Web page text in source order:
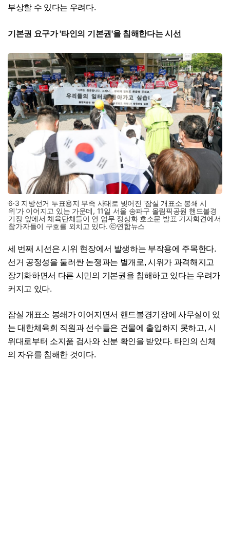
부상할 수 있다는 우려다.
기본권 요구가 '타인의 기본권'을 침해한다는 시선
6·3 지방선거 투표용지 부족 사태로 빚어진 '잠실 개표소 봉쇄 시
위'가 이어지고 있는 가운데, 11일 서울 송파구 올림픽공원 핸드볼경
기장 앞에서 체육단체들이 연 업무 정상화 호소문 발표 기자회견에서
참가자들이 구호를 외치고 있다. ⓒ연합뉴스
세 번째 시선은 시위 현장에서 발생하는 부작용에 주목한다.
선거 공정성을 둘러싼 논쟁과는 별개로, 시위가 과격해지고
장기화하면서 다른 시민의 기본권을 침해하고 있다는 우려가
커지고 있다.
잠실 개표소 봉쇄가 이어지면서 핸드볼경기장에 사무실이 있
는 대한체육회 직원과 선수들은 건물에 출입하지 못하고, 시
위대로부터 소지품 검사와 신분 확인을 받았다. 타인의 신체
의 자유를 침해한 것이다.